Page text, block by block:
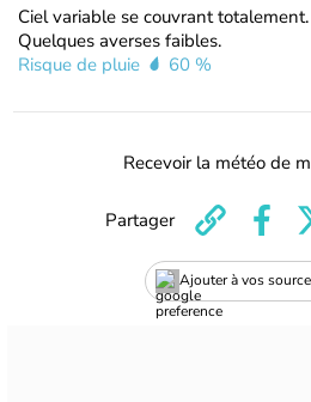
Ciel variable se couvrant totalement.
Quelques averses faibles.
Risque de pluie
60 %
Recevoir la météo de
Ajouter à vos
Partager